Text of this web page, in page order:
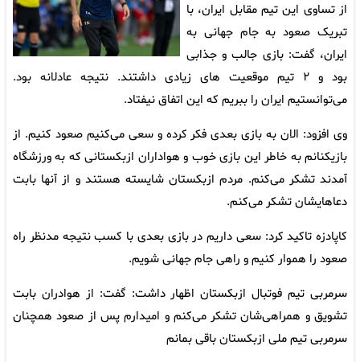
از تساوی این تیم مقابل ایران، با
تبریک صعود به جام جهانی به
ایران، گفت: بازی جالب و جذابی
بود و ۲ تیم موقعیت های زیادی داشتند. نتیجه عادلانه بود.
می‌توانستیم ایران را ببریم که این اتفاق نیفتاد.
وی افزود: الان به بازی بعدی فکر کرده و سعی می‌کنیم صعود کنیم. از
بازیکنانم به خاطر این بازی خوب و هواداران ازبکستانی که به ورزشگاه
آمدند تشکر می‌کنم. مردم ازبکستان شایسته هستند و از آنها بابت
دعاهایشان تشکر می‌کنم.
کاپادزه تاکید کرد: سعی داریم در بازی بعدی با کسب نتیجه مدنظر راه
صعود را هموار کنیم و راهی جام جهانی شویم.
سرمربی تیم فوتبال ازبکستان اظهار داشت: گفت: از هوادران بابت
تشویق و همراهی‌شان تشکر می‌کنم و امیدارم پس از صعود همچنان
سرمربی تیم ملی ازبکستان باقی بمانم